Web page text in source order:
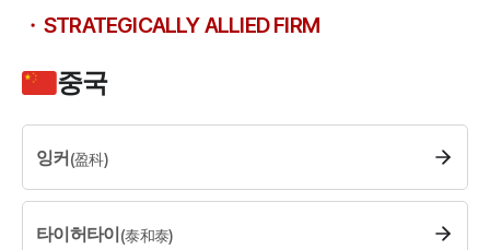
STRATEGICALLY ALLIED FIRM
중국
잉커(盈科)
타이허타이(泰和泰)